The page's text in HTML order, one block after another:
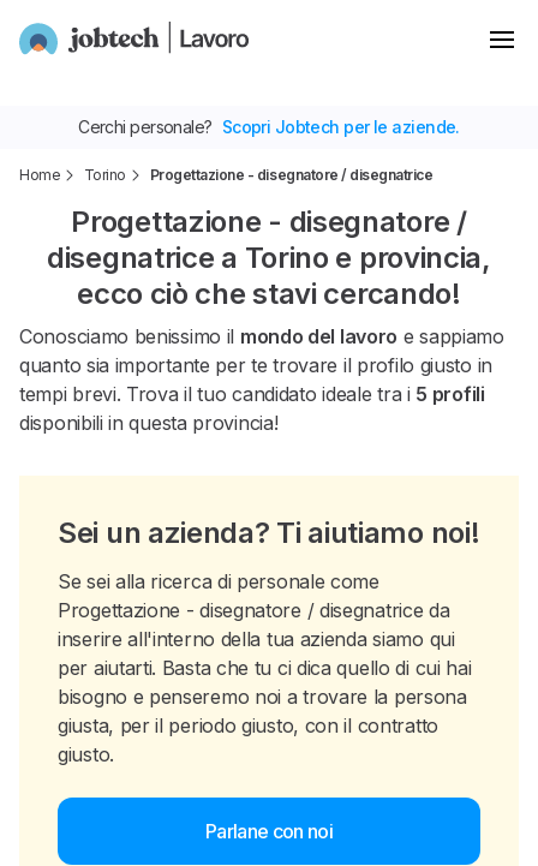
Home Torino Progettazione - disegnatore / disegnatrice
Progettazione - disegnatore /
disegnatrice a Torino e provincia,
ecco ciò che stavi cercando!
Conosciamo benissimo il mondo del lavoro e sappiamo
quanto sia importante per te trovare il profilo giusto in
tempi brevi. Trova il tuo candidato ideale tra i 5 profili
disponibili in questa provincia!
Sei un azienda? Ti aiutiamo noi!
Se sei alla ricerca di personale come
Progettazione - disegnatore / disegnatrice da
inserire all'interno della tua azienda siamo qui
per aiutarti. Basta che tu ci dica quello di cui hai
bisogno e penseremo noi a trovare la persona
giusta, per il periodo giusto, con il contratto
giusto.
Parlane con noi
Cerchi personale? Scopri Jobtech per le aziende.